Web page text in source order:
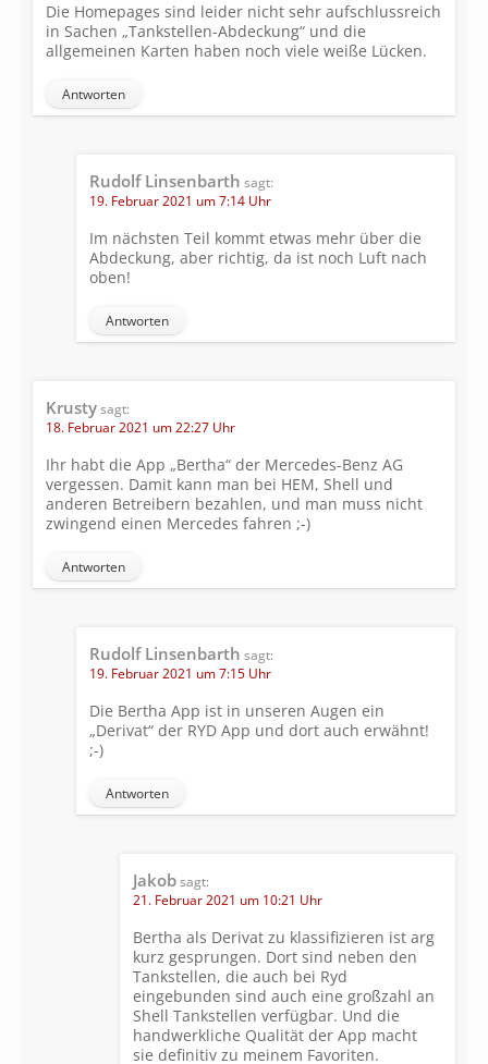
Die Homepages sind leider nicht sehr aufschlussreich
in Sachen „Tankstellen-Abdeckung“ und die
allgemeinen Karten haben noch viele weiße Lücken.
Antworten
Rudolf Linsenbarth sagt:
19. Februar 2021 um 7:14 Uhr
Im nächsten Teil kommt etwas mehr über die
Abdeckung, aber richtig, da ist noch Luft nach
oben!
Antworten
Krustysagt:
18. Februar 2021 um 22:27 Uhr
Ihr habt die App „Bertha“ der Mercedes-Benz AG
vergessen. Damit kann man bei HEM, Shell und
anderen Betreibern bezahlen, und man muss nicht
zwingend einen Mercedes fahren ;-)
Antworten
Rudolf Linsenbarth sagt:
19. Februar 2021 um 7:15 Uhr
Die Bertha App ist in unseren Augen ein
„Derivat“ der RYD App und dort auch erwähnt!
;-)
Antworten
Jakobsagt:
21. Februar 2021 um 10:21 Uhr
Bertha als Derivat zu klassifizieren ist arg
kurz gesprungen. Dort sind neben den
Tankstellen, die auch bei Ryd
eingebunden sind auch eine großzahl an
Shell Tankstellen verfügbar. Und die
handwerkliche Qualität der App macht
sie definitiv zu meinem Favoriten.